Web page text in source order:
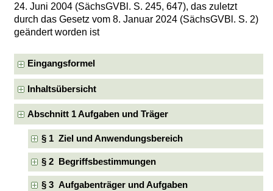
24. Juni 2004 (SächsGVBl. S. 245, 647), das zuletzt
durch das Gesetz vom 8. Januar 2024 (SächsGVBl. S. 2)
geändert worden ist
Eingangsformel
Inhaltsübersicht
Abschnitt 1 Aufgaben und Träger
§ 1 Ziel und Anwendungsbereich
§ 2 Begriffsbestimmungen
§ 3 Aufgabenträger und Aufgaben